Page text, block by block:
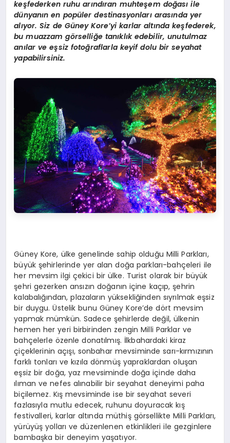
keşfederken ruhu arındıran muhteşem doğası ile
dünyanın en popüler destinasyonları arasında yer
alıyor. Siz de Güney Kore’yi karlar altında keşfederek,
bu muazzam görselliğe tanıklık edebilir, unutulmaz
anılar ve eşsiz fotoğraflarla keyif dolu bir seyahat
yapabilirsiniz.
Güney Kore, ülke genelinde sahip olduğu Milli Parkları,
büyük şehirlerinde yer alan doğa parkları-bahçeleri ile
her mevsim ilgi çekici bir ülke. Turist olarak bir büyük
şehri gezerken ansızın doğanın içine kaçıp, şehrin
kalabalığından, plazaların yüksekliğinden sıyrılmak eşsiz
bir duygu. Üstelik bunu Güney Kore’de dört mevsim
yapmak mümkün. Sadece şehirlerde değil, ülkenin
hemen her yeri birbirinden zengin Milli Parklar ve
bahçelerle özenle donatılmış. İlkbahardaki kiraz
çiçeklerinin açışı, sonbahar mevsiminde sarı-kırmızının
farklı tonları ve kızıla dönmüş yapraklardan oluşan
eşsiz bir doğa, yaz mevsiminde doğa içinde daha
ılıman ve nefes alınabilir bir seyahat deneyimi paha
biçilemez. Kış mevsiminde ise bir seyahat severi
fazlasıyla mutlu edecek, ruhunu doyuracak kış
festivalleri, karlar altında müthiş görsellikte Milli Parkları,
yürüyüş yolları ve düzenlenen etkinlikleri ile gezginlere
bambaşka bir deneyim yaşatıyor.